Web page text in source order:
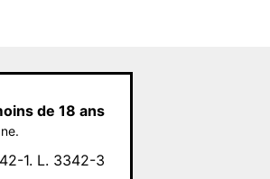
de 18 ans
1. L. 3342-3